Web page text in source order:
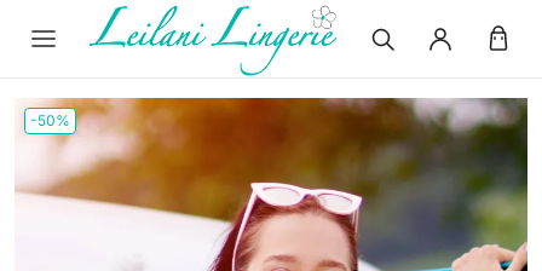
-50%